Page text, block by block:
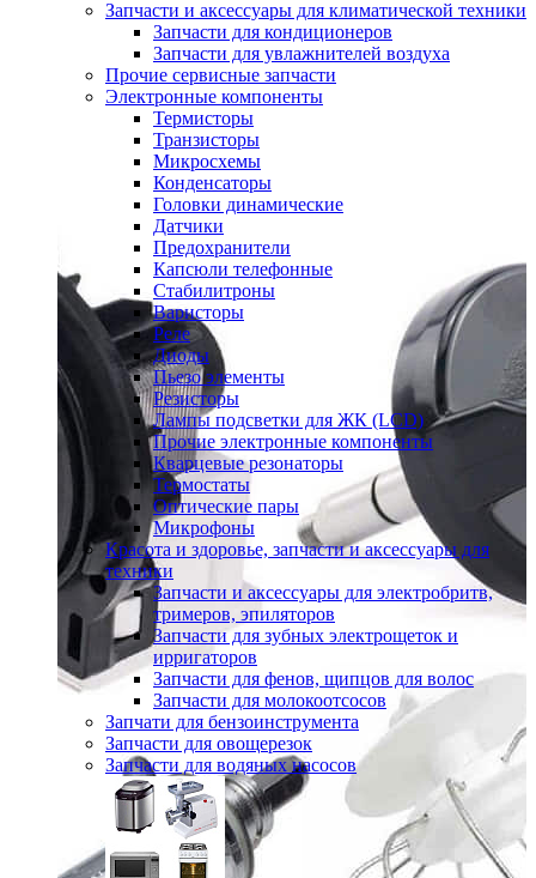
Запчасти и аксессуары для климатической техники
Запчасти для кондиционеров
Запчасти для увлажнителей воздуха
Прочие сервисные запчасти
Электронные компоненты
Термисторы
Транзисторы
Микросхемы
Конденсаторы
Головки динамические
Датчики
Предохранители
Капсюли телефонные
Стабилитроны
Варисторы
Реле
Диоды
Пьезо элементы
Резисторы
Лампы подсветки для ЖК (LCD)
Прочие электронные компоненты
Кварцевые резонаторы
Термостаты
Оптические пары
Микрофоны
Красота и здоровье, запчасти и аксессуары для
техники
Запчасти и аксессуары для электробритв,
тримеров, эпиляторов
Запчасти для зубных электрощеток и
ирригаторов
Запчасти для фенов, щипцов для волос
Запчасти для молокоотсосов
Запчати для бензоинструмента
Запчасти для овощерезок
Запчасти для водяных насосов